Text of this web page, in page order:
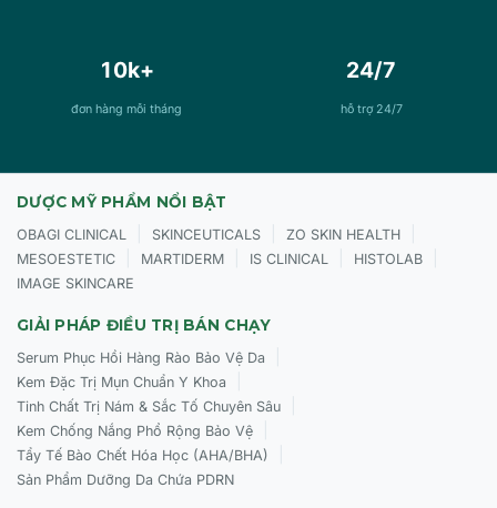
10k+
đơn hàng mỗi tháng
24/7
hỗ trợ 24/7
DƯỢC MỸ PHẨM NỔI BẬT
OBAGI CLINICAL SKINCEUTICALS ZO SKIN HEALTH
MESOESTETIC MARTIDERM IS CLINICAL HISTOLAB
IMAGE SKINCARE
GIẢI PHÁP ĐIỀU TRỊ BÁN CHẠY
Serum Phục Hồi Hàng Rào Bảo Vệ Da
Kem Đặc Trị Mụn Chuẩn Y Khoa
Tinh Chất Trị Nám & Sắc Tố Chuyên Sâu
Kem Chống Nắng Phổ Rộng Bảo Vệ
Tẩy Tế Bào Chết Hóa Học (AHA/BHA)
Sản Phẩm Dưỡng Da Chứa PDRN